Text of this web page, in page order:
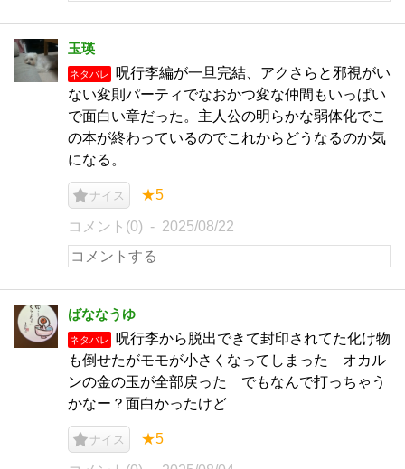
玉瑛
ネタバレ
呪行李編が一旦完結、アクさらと邪視がい
ない変則パーティでなおかつ変な仲間もいっぱい
で面白い章だった。主人公の明らかな弱体化でこ
の本が終わっているのでこれからどうなるのか気
になる。
ナイス ★5
コメント(0) 2025/08/22
ばななうゆ
ネタバレ
呪行李から脱出できて封印されてた化け物
も倒せたがモモが小さくなってしまった オカル
ンの金の玉が全部戻った でもなんで打っちゃう
かなー？面白かったけど
ナイス ★5